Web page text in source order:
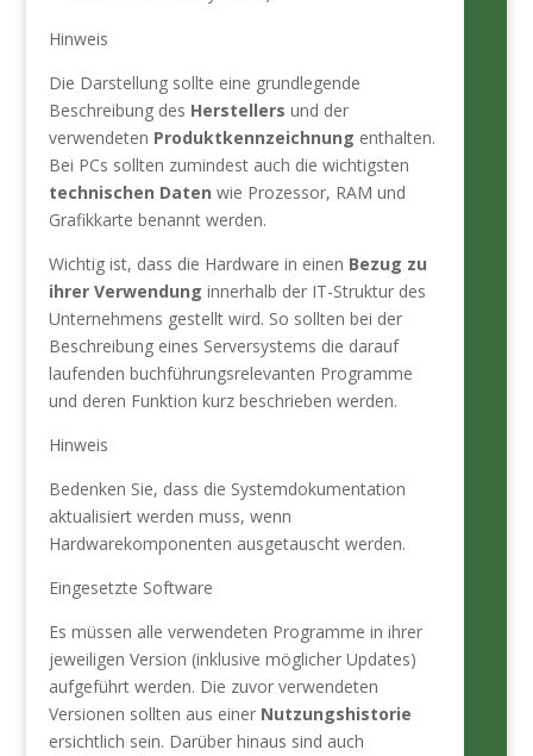
Hinweis
Die Darstellung sollte eine grundlegende
Beschreibung des Herstellers und der
verwendeten Produktkennzeichnung enthalten.
Bei PCs sollten zumindest auch die wichtigsten
technischen Daten wie Prozessor, RAM und
Grafikkarte benannt werden.
Wichtig ist, dass die Hardware in einen Bezug zu
ihrer Verwendung innerhalb der IT-Struktur des
Unternehmens gestellt wird. So sollten bei der
Beschreibung eines Serversystems die darauf
laufenden buchführungsrelevanten Programme
und deren Funktion kurz beschrieben werden.
Hinweis
Bedenken Sie, dass die Systemdokumentation
aktualisiert werden muss, wenn
Hardwarekomponenten ausgetauscht werden.
Eingesetzte Software
Es müssen alle verwendeten Programme in ihrer
jeweiligen Version (inklusive möglicher Updates)
aufgeführt werden. Die zuvor verwendeten
Versionen sollten aus einer Nutzungshistorie
ersichtlich sein. Darüber hinaus sind auch